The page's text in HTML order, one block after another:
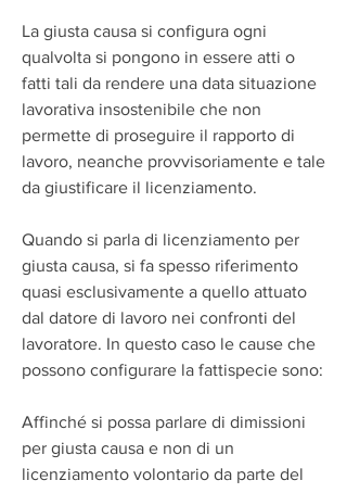
La giusta causa si configura ogni
qualvolta si pongono in essere atti o
fatti tali da rendere una data situazione
lavorativa insostenibile che non
permette di proseguire il rapporto di
lavoro, neanche provvisoriamente e tale
da giustificare il licenziamento.
Quando si parla di licenziamento per
giusta causa, si fa spesso riferimento
quasi esclusivamente a quello attuato
dal datore di lavoro nei confronti del
lavoratore. In questo caso le cause che
possono configurare la fattispecie sono:
Affinché si possa parlare di dimissioni
per giusta causa e non di un
licenziamento volontario da parte del